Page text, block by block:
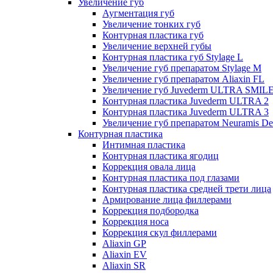
Увеличение губ
Аугментация губ
Увеличение тонких губ
Контурная пластика губ
Увеличение верхней губы
Контурная пластика губ Stylage L
Увеличение губ препаратом Stylage M
Увеличение губ препаратом Aliaxin FL
Увеличение губ Juvederm ULTRA
Контурная пластика Juvederm ULTRA 2
Контурная пластика Juvederm ULTRA 3
Увеличение губ препаратом Neuramis
Контурная пластика
Интимная пластика
Контурная пластика ягодиц
Коррекция овала лица
Контурная пластика под глазами
Контурная пластика средней трети лица
Армирование лица филлерами
Коррекция подбородка
Коррекция носа
Коррекция скул филлерами
Aliaxin GP
Aliaxin EV
Aliaxin SR